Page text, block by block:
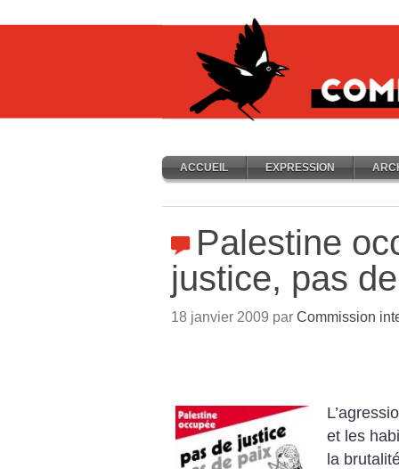
ACCUEIL EXPRESSION
Palestine
justice, pas
18 janvier 2009 par Commission
et les
la